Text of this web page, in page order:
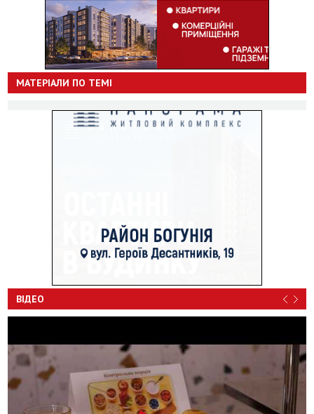
МАТЕРІАЛИ ПО ТЕМІ
ВІДЕО